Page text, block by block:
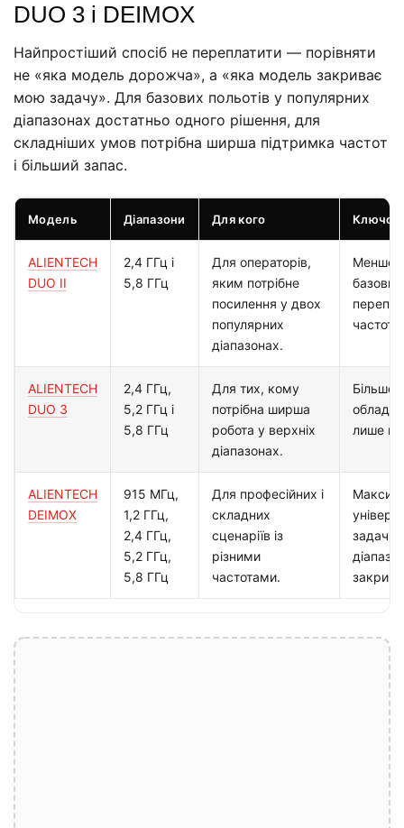
DUO 3 і DEIMOX
Найпростіший спосіб не переплатити — порівняти
не «яка модель дорожча», а «яка модель закриває
мою задачу». Для базових польотів у популярних
діапазонах достатньо одного рішення, для
складніших умов потрібна ширша підтримка частот
і більший запас.
Модель Діапазони Для кого
ALIENTECH
DUO II
2,4 ГГц і
5,8 ГГц
Для операторів,
яким потрібне
посилення у двох
популярних
діапазонах.
Менше
частоти.
ALIENTECH
DUO 3
2,4 ГГц,
5,2 ГГц і
5,8 ГГц
Для тих, кому
потрібна ширша
робота у верхніх
діапазонах.
Більше
лише
ALIENTECH
DEIMOX
915 МГц,
1,2 ГГц,
2,4 ГГц,
5,2 ГГц,
5,8 ГГц
Для професійних і
складних
сценаріїв із
різними
частотами.
задач,